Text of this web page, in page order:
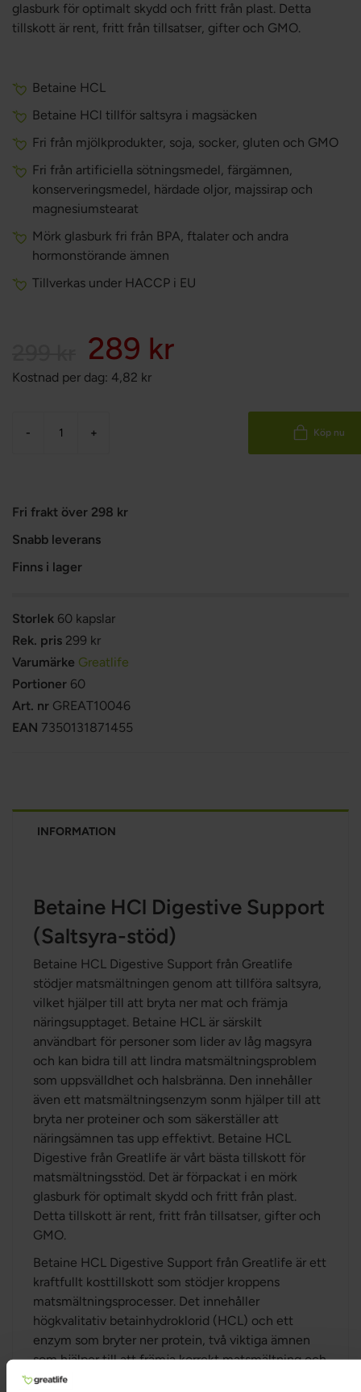
glasburk för optimalt skydd och fritt från plast. Detta
tillskott är rent, fritt från tillsatser, gifter och GMO.
Betaine HCL
Betaine HCl tillför saltsyra i magsäcken
Fri från mjölkprodukter, soja, socker, gluten och GMO
Fri från artificiella sötningsmedel, färgämnen,
konserveringsmedel, härdade oljor, majssirap och
magnesiumstearat
Mörk glasburk fri från BPA, ftalater och andra
hormonstörande ämnen
Tillverkas under HACCP i EU
289 kr
Kostnad per dag: 4,82 kr
- + Köp nu
Fri frakt över 298 kr
Snabb leverans
Finns i lager
Storlek 60 kapslar
Rek. pris 299 kr
Varumärke Greatlife
Portioner 60
Art. nr GREAT10046
EAN 7350131871455
INFORMATION
Betaine HCl Digestive Support
(Saltsyra-stöd)
Betaine HCL Digestive Support från Greatlife
stödjer matsmältningen genom att tillföra saltsyra,
vilket hjälper till att bryta ner mat och främja
näringsupptaget. Betaine HCL är särskilt
användbart för personer som lider av låg magsyra
och kan bidra till att lindra matsmältningsproblem
som uppsvälldhet och halsbränna. Den innehåller
även ett matsmältningsenzym sonm hjälper till att
bryta ner proteiner och som säkerställer att
näringsämnen tas upp effektivt. Betaine HCL
Digestive från Greatlife är vårt bästa tillskott för
matsmältningsstöd. Det är förpackat i en mörk
glasburk för optimalt skydd och fritt från plast.
Detta tillskott är rent, fritt från tillsatser, gifter och
GMO.
Betaine HCL Digestive Support från Greatlife är ett
kraftfullt kosttillskott som stödjer kroppens
matsmältningsprocesser. Det innehåller
högkvalitativ betainhydroklorid (HCL) och ett
enzym som bryter ner protein, två viktiga ämnen
som hjälper till att främja korrekt matsmältning och
stödja syrebalansen i magen. Betaine HCL bidrar till